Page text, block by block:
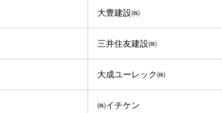
大豊建設㈱
三井住友建設㈱
大成ユーレック㈱
㈱イチケン